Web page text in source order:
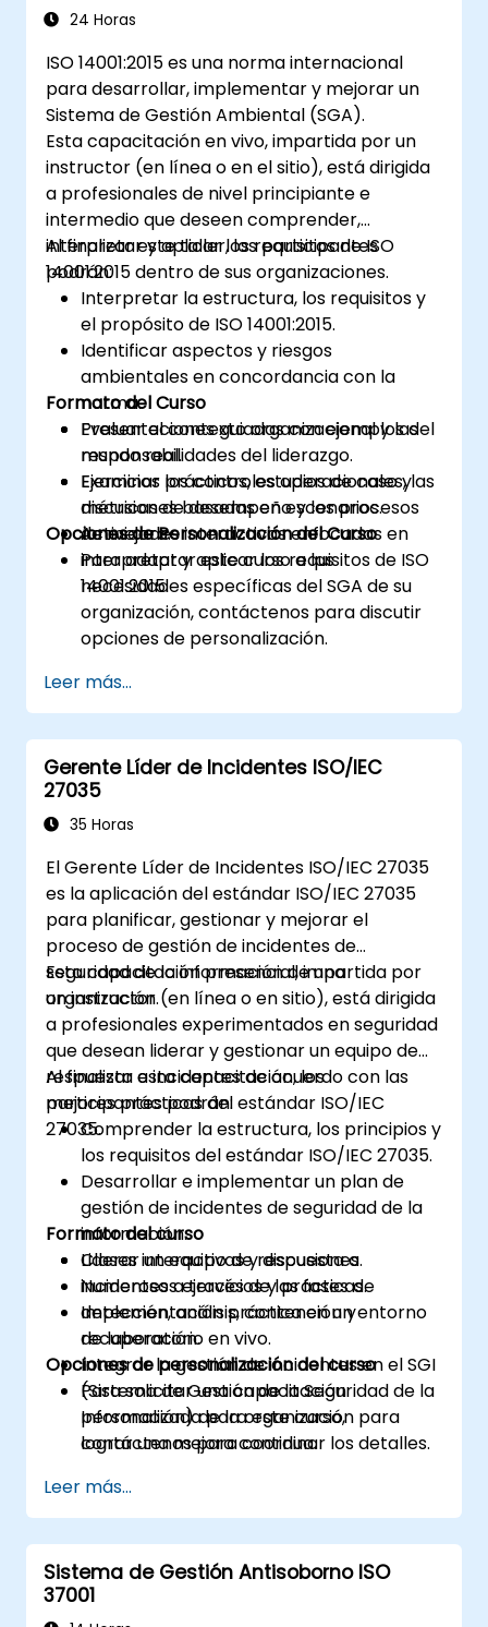
24 Horas
ISO 14001:2015 es una norma internacional
para desarrollar, implementar y mejorar un
Sistema de Gestión Ambiental (SGA).
Esta capacitación en vivo, impartida por un
instructor (en línea o en el sitio), está dirigida
a profesionales de nivel principiante e
intermedio que deseen comprender,
interpretar y aplicar los requisitos de ISO
14001:2015 dentro de sus organizaciones.
Al finalizar este taller, los participantes
podrán:
Interpretar la estructura, los requisitos y
el propósito de ISO 14001:2015.
Identificar aspectos y riesgos
ambientales en concordancia con la
norma.
Evaluar el contexto organizacional y las
responsabilidades del liderazgo.
Examinar los controles operacionales, las
métricas de desempeño y los procesos
de mejora.
Formato del Curso
Presentaciones guiadas con ejemplos del
mundo real.
Ejercicios prácticos, estudios de caso y
discusiones basadas en escenarios.
Actividades interactivas enfocadas en
interpretar y aplicar los requisitos de ISO
14001:2015.
Opciones de Personalización del Curso
Para adaptar este curso a las
necesidades específicas del SGA de su
organización, contáctenos para discutir
opciones de personalización.
Leer más...
Gerente Líder de Incidentes ISO/IEC
27035
35 Horas
El Gerente Líder de Incidentes ISO/IEC 27035
es la aplicación del estándar ISO/IEC 27035
para planificar, gestionar y mejorar el
proceso de gestión de incidentes de
seguridad de la información de una
organización.
Esta capacitación presencial, impartida por
un instructor (en línea o en sitio), está dirigida
a profesionales experimentados en seguridad
que desean liderar y gestionar un equipo de
respuesta a incidentes de acuerdo con las
mejores prácticas del estándar ISO/IEC
27035.
Al finalizar esta capacitación, los
participantes podrán:
Comprender la estructura, los principios y
los requisitos del estándar ISO/IEC 27035.
Desarrollar e implementar un plan de
gestión de incidentes de seguridad de la
información.
Liderar un equipo de respuesta a
incidentes a través de las fases de
detección, análisis, contención y
recuperación.
Integrar la gestión de incidentes en el SGI
(Sistema de Gestión de la Seguridad de la
Información) de la organización para
lograr una mejora continua.
Formato del curso
Clases interactivas y discusiones.
Numerosos ejercicios y prácticas.
Implementación práctica en un entorno
de laboratorio en vivo.
Opciones de personalización del curso
Para solicitar una capacitación
personalizada para este curso,
contáctenos para coordinar los detalles.
Leer más...
Sistema de Gestión Antisoborno ISO
37001